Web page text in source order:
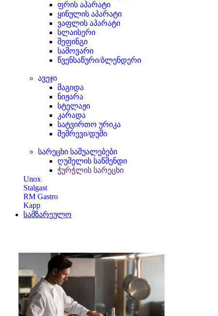
ფრის აპარატი
ყინულის აპარატი
ვაფლის აპარატი
სლაისერი
შეფინგი
სამოვარი
წვენსაწური/ბლენდერი
ავეჯი
მაგიდა
ნიჟარა
სტელაჟი
კარადა
სატვირთო ურიკა
შემრევი/დუში
სარეცხი საშუალებები
ღუმელის საწმენდი
ჭურჭლის სარეცხი
Unox
Stalgast
RM Gastro
Kapp
სამზარეულო